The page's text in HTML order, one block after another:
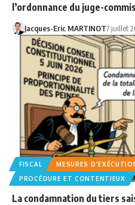
l’ordonnance du juge-
Jacques-Eric MARTINOT7 juillet
FISCAL
MESURES
PROCÉDURE ET CONTENTIEUX
La condamnation du tiers